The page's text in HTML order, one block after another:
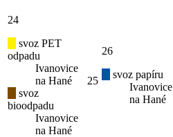
24
svoz PET
odpadu
Ivanovice
na Hané
svoz
bioodpadu
Ivanovice
na Hané
25
26
svoz papíru
Ivanovice
na Hané